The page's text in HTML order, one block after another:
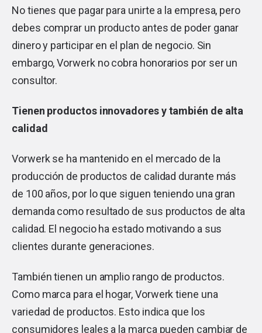
No tienes que pagar para unirte a la empresa, pero
debes comprar un producto antes de poder ganar
dinero y participar en el plan de negocio. Sin
embargo, Vorwerk no cobra honorarios por ser un
consultor.
Tienen productos innovadores y también de alta
calidad
Vorwerk se ha mantenido en el mercado de la
producción de productos de calidad durante más
de 100 años, por lo que siguen teniendo una gran
demanda como resultado de sus productos de alta
calidad. El negocio ha estado motivando a sus
clientes durante generaciones.
También tienen un amplio rango de productos.
Como marca para el hogar, Vorwerk tiene una
variedad de productos. Esto indica que los
consumidores leales a la marca pueden cambiar de